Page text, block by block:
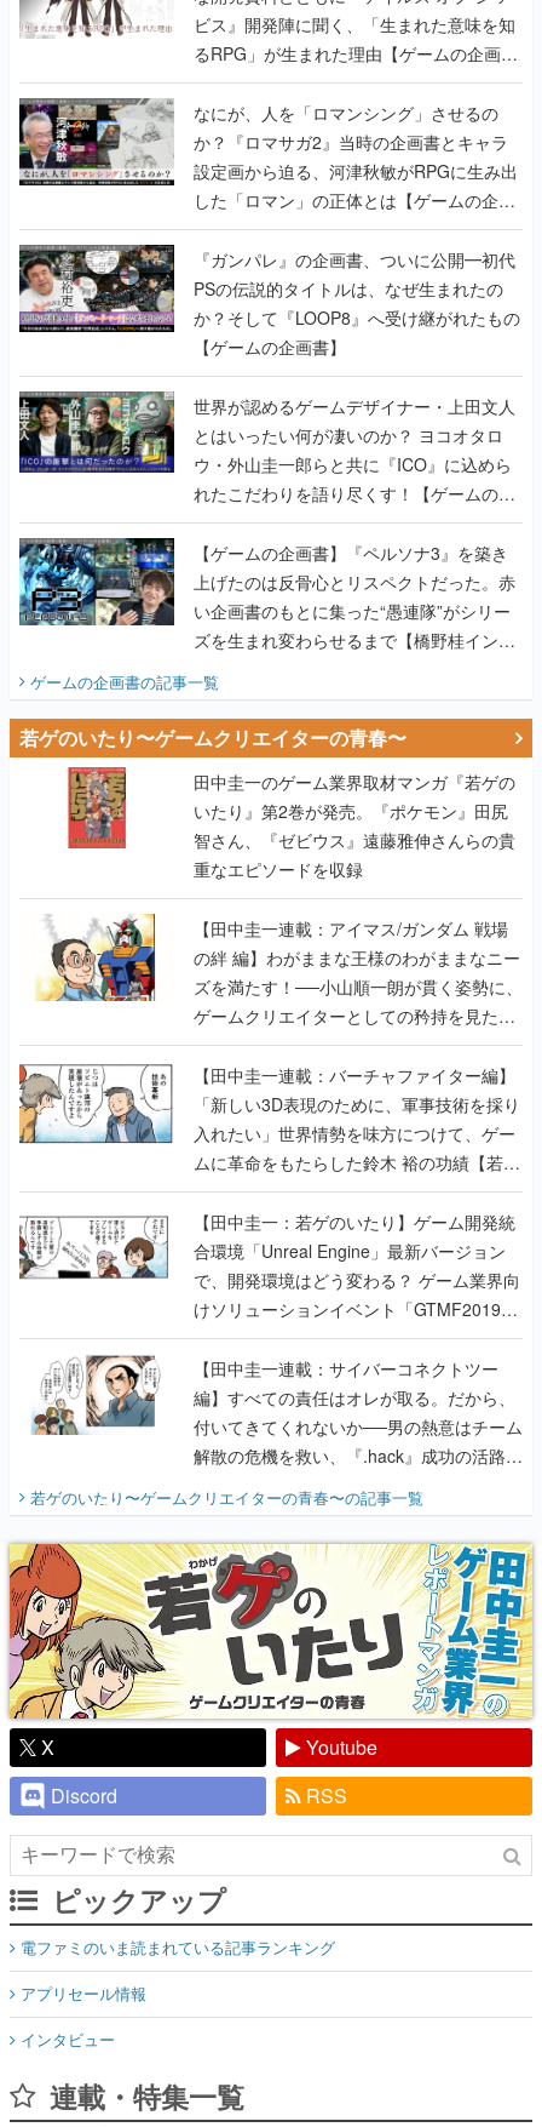
ビス』開発陣に聞く、「生まれた意味を知
るRPG」が生まれた理由【ゲームの企画
書】
なにが、人を「ロマンシング」させるの
か？『ロマサガ2』当時の企画書とキャラ
設定画から迫る、河津秋敏がRPGに生み出
した「ロマン」の正体とは【ゲームの企画
書】
『ガンパレ』の企画書、ついに公開━初代
PSの伝説的タイトルは、なぜ生まれたの
か？そして『LOOP8』へ受け継がれたもの
【ゲームの企画書】
世界が認めるゲームデザイナー・上田文人
とはいったい何が凄いのか？ ヨコオタロ
ウ・外山圭一郎らと共に『ICO』に込めら
れたこだわりを語り尽くす！【ゲームの企
画書】
【ゲームの企画書】『ペルソナ3』を築き
上げたのは反骨心とリスペクトだった。赤
い企画書のもとに集った“愚連隊”がシリー
ズを生まれ変わらせるまで【橋野桂インタ
ゲームの企画書の記事一覧
若ゲのいたり〜ゲームクリエイターの青春〜
田中圭一のゲーム業界取材マンガ『若ゲの
いたり』第2巻が発売。『ポケモン』田尻
智さん、『ゼビウス』遠藤雅伸さんらの貴
重なエピソードを収録
【田中圭一連載：アイマス/ガンダム 戦場
の絆 編】わがままな王様のわがままなニー
ズを満たす！──小山順一朗が貫く姿勢に、
ゲームクリエイターとしての矜持を見た
【若ゲのいたり最終回】
【田中圭一連載：バーチャファイター編】
「新しい3D表現のために、軍事技術を採り
入れたい」世界情勢を味方につけて、ゲー
ムに革命をもたらした鈴木 裕の功績【若ゲ
のいたり】
【田中圭一：若ゲのいたり】ゲーム開発統
合環境「Unreal Engine」最新バージョン
で、開発環境はどう変わる？ ゲーム業界向
けソリューションイベント「GTMF2019」
に行って、より理解を深めよう【PR】
【田中圭一連載：サイバーコネクトツー
編】すべての責任はオレが取る。だから、
付いてきてくれないか──男の熱意はチーム
解散の危機を救い、『.hack』成功の活路を
『少年ジャンプ』色だった【若ゲのいた
り】
若ゲのいたり〜ゲームクリエイターの青春〜の記事一覧
X
Youtube
Discord
RSS
ピックアップ
電ファミのいま読まれている記事ランキング
アプリセール情報
インタビュー
連載・特集一覧